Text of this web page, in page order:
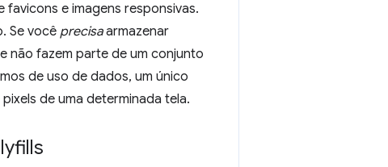
favicons e imagens responsivas.
Se você precisaarmazenar
não fazem parte de um conjunto
de uso de dados, um único
de uma determinada tela.